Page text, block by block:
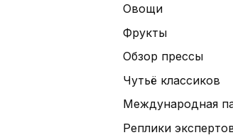
Овощи
Фрукты
Обзор прессы
Чутьё классиков
Международная
Реплики